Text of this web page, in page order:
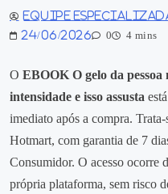
Equipe
24/06/2026
0 4 mins
O EBOOK O gelo da pessoa
intensidade e isso assusta
imediato após a compra.
Hotmart, com garantia de 7
Consumidor. O acesso ocorre
própria plataforma, sem risco